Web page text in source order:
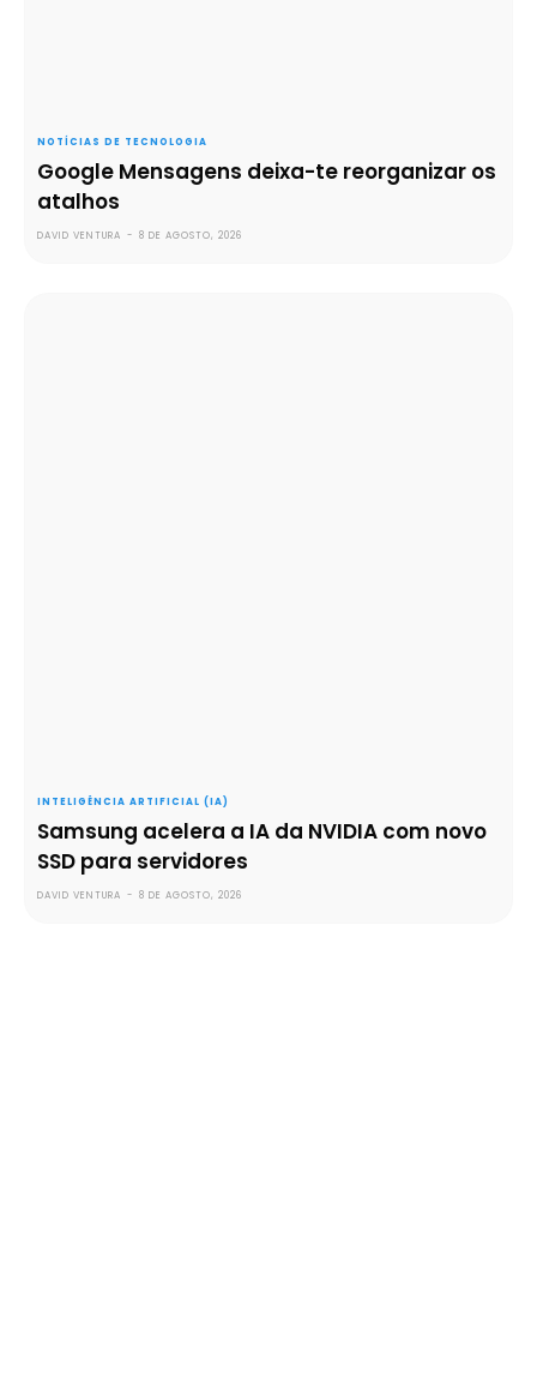
NOTÍCIAS DE TECNOLOGIA
Google Mensagens deixa-te reorganizar os
atalhos
DAVID VENTURA - 8 DE AGOSTO, 2026
INTELIGÊNCIA ARTIFICIAL (IA)
Samsung acelera a IA da NVIDIA com novo
SSD para servidores
DAVID VENTURA - 8 DE AGOSTO, 2026